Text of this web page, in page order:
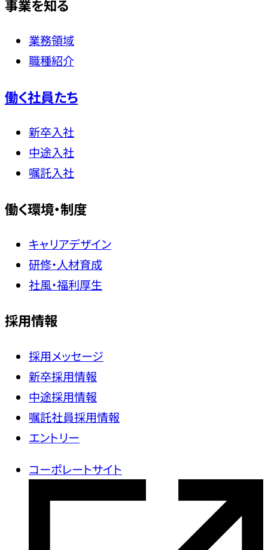
事業を知る
業務領域
職種紹介
働く社員たち
新卒入社
中途入社
嘱託入社
働く環境・制度
キャリアデザイン
研修・人材育成
社風・福利厚生
採用情報
採用メッセージ
新卒採用情報
中途採用情報
嘱託社員採用情報
エントリー
コーポレートサイト